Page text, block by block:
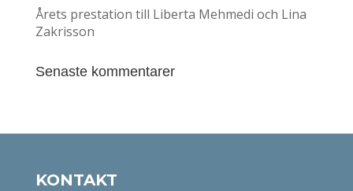
Årets prestation till Liberta Mehmedi och Lina
Zakrisson
Senaste kommentarer
KONTAKT